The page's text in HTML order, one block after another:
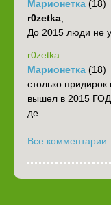
Марионетка (18)
r0zetka,
До 2015 люди не
r0zetka
Марионетка (18)
столько придирок
вышел в 2015
де...
Все комментарии